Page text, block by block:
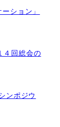
ション」
４回総会の
ンポジウ